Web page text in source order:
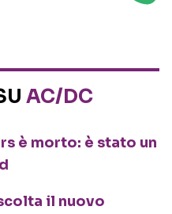
AC/DC
è morto: è stato un
il nuovo